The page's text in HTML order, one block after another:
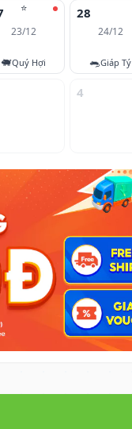
⭐
23/12
🐖Quý Hợi
28
24/12
🐀Giáp Tý
4